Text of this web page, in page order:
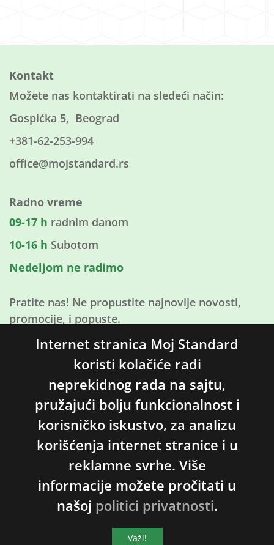
Kontakt
Možete nas kontaktirati na sledeći način:
Gospićka 5, Beograd
+381-62-253-994
office@mojstandard.rs
Radno vreme
09-17 h radnim danom
10-16 h Subotom
Nedeljom ne radimo
Pratite nas! Ne propustite najnovije novosti,
promocije, i popuste.
Pratite
nas
Facebooku
© 2026 Moj Standard | Uvođenje i sertifikacija ISO
standarda. Sva prava zadržana.
Politika privatnosti
Internet stranica Moj Standard
koristi kolačiće radi
neprekidnog rada na sajtu,
pružajući bolju funkcionalnost i
korisničko iskustvo, za analizu
korišćenja internet stranice i u
reklamne svrhe. Više
informacije možete pročitati u
našoj politici privatnosti.
Važi!